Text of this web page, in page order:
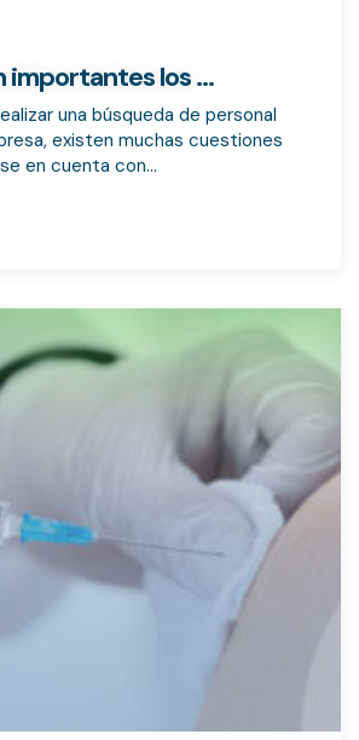
importantes los ...
una búsqueda de personal
existen muchas cuestiones
en cuenta con...